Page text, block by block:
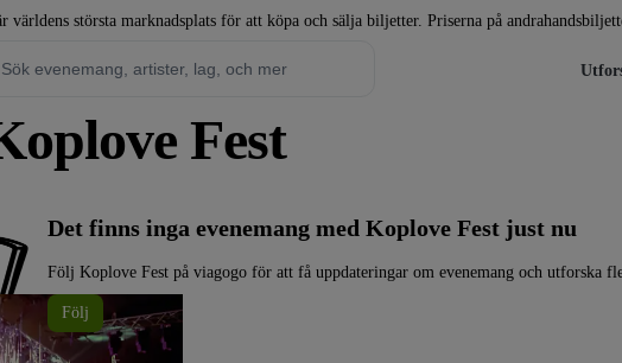
världens största marknadsplats för att köpa och sälja biljetter. Priserna på
Fest
Det finns inga evenemang med Koplove Fest just nu
Följ Koplove Fest på viagogo för att få uppdateringar om evenemang och utforska
Följ